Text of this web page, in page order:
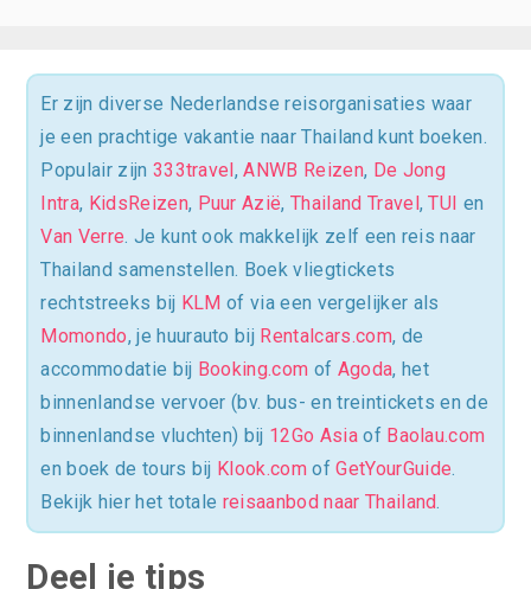
Er zijn diverse Nederlandse reisorganisaties waar
je een prachtige vakantie naar Thailand kunt boeken.
Populair zijn 333travel ,ANWB Reizen, De Jong
Intra, KidsReizen, Puur Azië,Thailand Travel ,TUI en
Van Verre. Je kunt ook makkelijk zelf een reis naar
Thailand samenstellen. Boek vliegtickets
rechtstreeks bij KLM of via een vergelijker als
Momondo, je huurauto bij Rentalcars.com, de
accommodatie bij Booking.com of Agoda, het
binnenlandse vervoer (bv. bus- en treintickets en de
binnenlandse vluchten) bij 12Go Asiaof Baolau.com
en boek de tours bij Klook.com ofGetYourGuide.
Bekijk hier het totale reisaanbod naar Thailand.
Deel je tips